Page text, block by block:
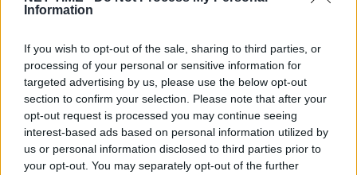
Information
If you wish to opt-out of the sale, sharing to third parties, or
processing of your personal or sensitive information for
targeted advertising by us, please use the below opt-out
section to confirm your selection. Please note that after your
opt-out request is processed you may continue seeing
interest-based ads based on personal information utilized by
us or personal information disclosed to third parties prior to
your opt-out. You may separately opt-out of the further
με τυρί.
Πιταράκια
«Η ζύμη ζαχαροπλαστικής γίνεται συνήθως
με αλεύρι, ελαιόλαδο, ξύδι ή χυμό
λεμονιού, αλάτι και χλιαρό νερό, ενώ η